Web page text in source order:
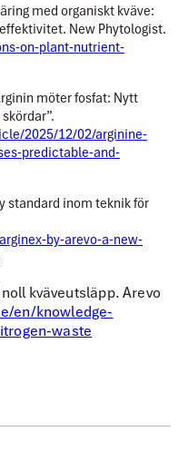
med organiskt kväve:
New Phytologist.
on-plant-nutrient-
möter fosfat: Nytt
2025/12/02/arginine-
predictable-and-
standard inom teknik för
by-arevo-a-new-
kväveutsläpp. Arevo
en/knowledge-
waste